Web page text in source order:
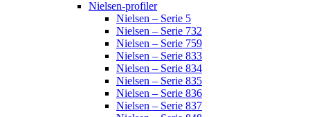
Nielsen-profiler
Nielsen – Serie 5
Nielsen – Serie 732
Nielsen – Serie 759
Nielsen – Serie 833
Nielsen – Serie 834
Nielsen – Serie 835
Nielsen – Serie 836
Nielsen – Serie 837